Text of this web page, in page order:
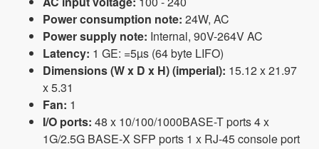
Power consumption note: 24W, AC
Power supply note: Internal, 90V-264V AC
Latency: 1 GE: =5µs (64 byte LIFO)
Dimensions (W x D x H) (imperial): 15.12 x 21.97
x 5.31
Fan: 1
I/O ports: 48 x 10/100/1000BASE-T ports 4 x
1G/2.5G BASE-X SFP ports 1 x RJ-45 console port